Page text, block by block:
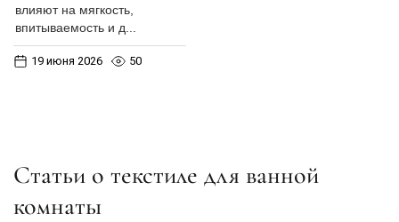
влияют на мягкость,
впитываемость и д...
19 июня 2026 50
Статьи о текстиле для ванной
комнаты